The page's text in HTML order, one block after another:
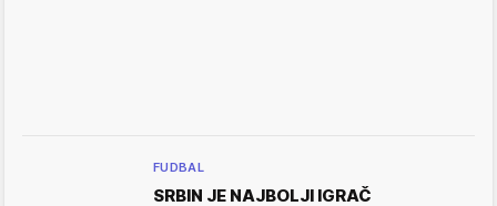
FUDBAL
SRBIN JE NAJBOLJI IGRAČ